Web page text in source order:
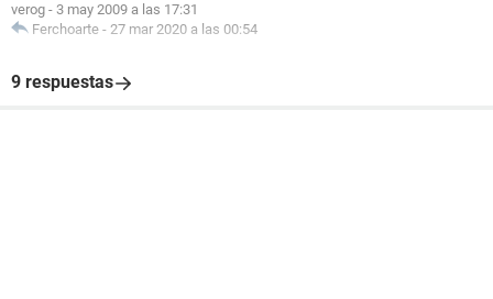
verog - 3 may 2009 a las 17:31
Ferchoarte - 27 mar 2020 a las 00:54
9 respuestas